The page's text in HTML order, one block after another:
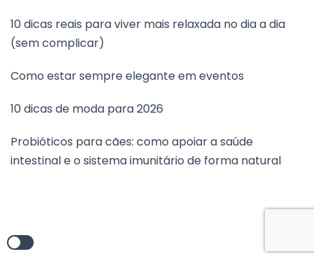
10 dicas reais para viver mais relaxada no dia a dia
(sem complicar)
Como estar sempre elegante em eventos
10 dicas de moda para 2026
Probióticos para cães: como apoiar a saúde
intestinal e o sistema imunitário de forma natural